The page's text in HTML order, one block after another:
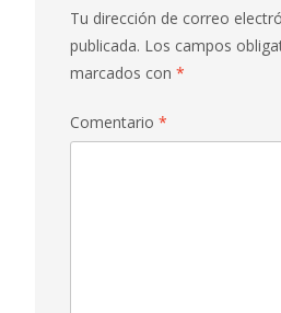
Tu dirección de correo
publicada. Los campos
marcados con *
Comentario *